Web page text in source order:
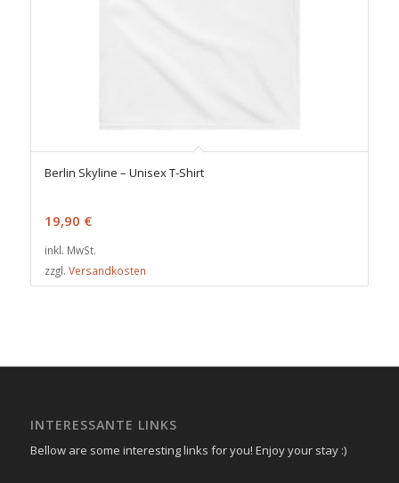
Berlin Skyline – Unisex T-Shirt
19,90 €
inkl. MwSt.
zzgl. Versandkosten
INTERESSANTE LINKS
Bellow are some interesting links for you! Enjoy your stay :)